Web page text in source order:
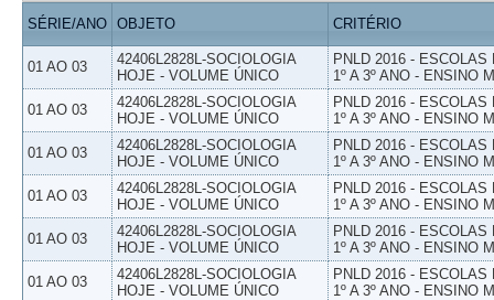
SÉRIE/ANO OBJETO CRITÉRIO
01 AO 03
42406L2828L-SOCIOLOGIA
HOJE - VOLUME ÚNICO
PNLD 2016 -
1º A 3º ANO - ENSINO
01 AO 03
42406L2828L-SOCIOLOGIA
HOJE - VOLUME ÚNICO
PNLD 2016 -
1º A 3º ANO - ENSINO
01 AO 03
42406L2828L-SOCIOLOGIA
HOJE - VOLUME ÚNICO
PNLD 2016 -
1º A 3º ANO - ENSINO
01 AO 03
42406L2828L-SOCIOLOGIA
HOJE - VOLUME ÚNICO
PNLD 2016 -
1º A 3º ANO - ENSINO
01 AO 03
42406L2828L-SOCIOLOGIA
HOJE - VOLUME ÚNICO
PNLD 2016 -
1º A 3º ANO - ENSINO
01 AO 03
42406L2828L-SOCIOLOGIA
HOJE - VOLUME ÚNICO
PNLD 2016 -
1º A 3º ANO - ENSINO